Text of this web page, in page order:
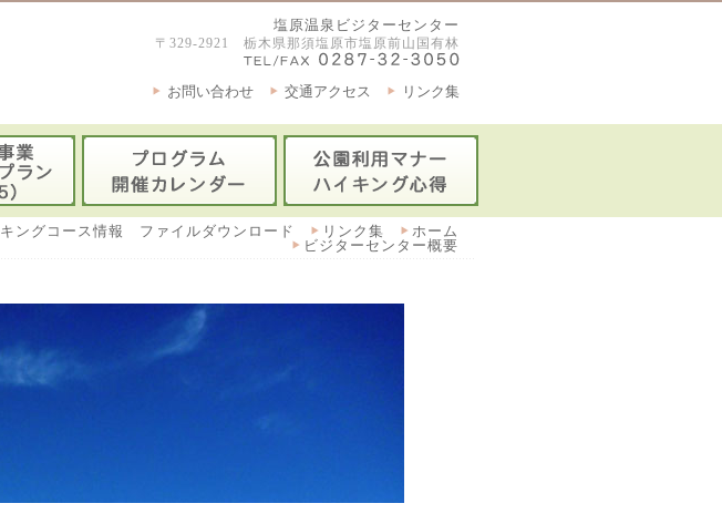
塩原温泉ビジターセンター
〒329-2921 栃木県那須塩原市塩原前山国有林
リンク集
交通アクセス
お問い合わせ
ホーム
リンク集
ングコース情報 ファイルダウンロード
ビジターセンター概要